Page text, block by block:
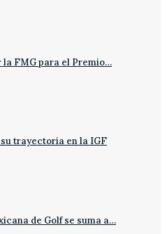
la FMG para el Premio…
trayectoria en la IGF
de Golf se suma a…